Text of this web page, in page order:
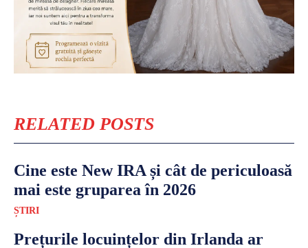
RELATED POSTS
Cine este New IRA și cât de periculoasă
mai este gruparea în 2026
ȘTIRI
Prețurile locuințelor din Irlanda ar